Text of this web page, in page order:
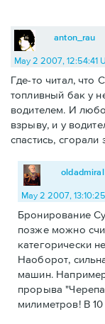
anton_rau
May 2 2007, 12:54:41
Где-то читал, что
топливный бак у
водителем. И
взрыву, и у
спастись, сгорали
oldadmiral
May 2 2007,
Бронирование
позже можно
категорически
Наоборот,
машин.
прорыва
милиметров! В